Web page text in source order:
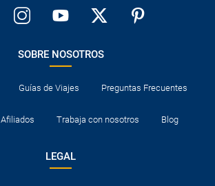
SOBRE NOSOTROS
Guías de Viajes Preguntas Frecuentes
Afiliados Trabaja con nosotros Blog
LEGAL